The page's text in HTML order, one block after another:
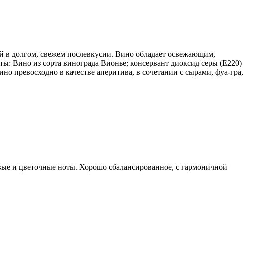
долгом, свежем послевкусии. Вино обладает освежающим,
Вино из сорта винограда Вионье; консервант диоксид серы (Е220)
превосходно в качестве аперитива, в сочетании с сырами, фуа-гра,
и цветочные ноты. Хорошо сбалансированное, с гармоничной